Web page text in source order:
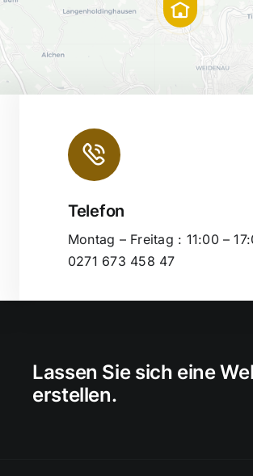
Telefon
Montag – Freitag : 11:00 –
0271 673 458 47
Lassen Sie sich eine
erstellen.